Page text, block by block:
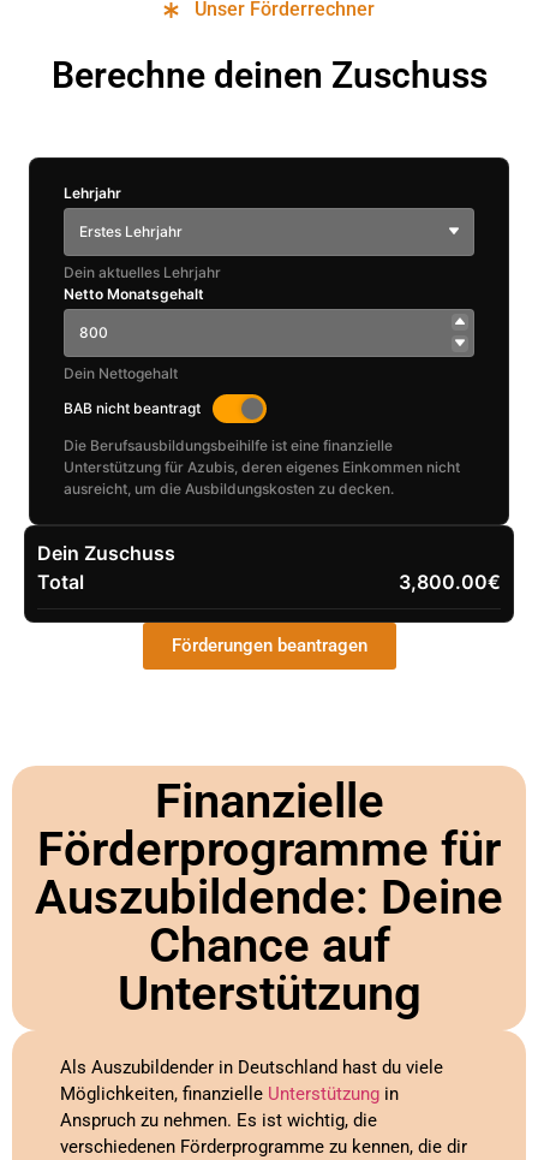
Unser Förderrechner
Berechne deinen Zuschuss
Lehrjahr
Erstes Lehrjahr
Dein aktuelles Lehrjahr
Netto Monatsgehalt
Dein Nettogehalt
BAB nicht beantragt
Die Berufsausbildungsbeihilfe ist eine finanzielle
Unterstützung für Azubis, deren eigenes Einkommen nicht
ausreicht, um die Ausbildungskosten zu decken.
Dein Zuschuss
Total
3,800.00€
Förderungen beantragen
Finanzielle
Förderprogramme für
Auszubildende: Deine
Chance auf
Unterstützung
Als Auszubildender in Deutschland hast du viele
Möglichkeiten, finanzielle Unterstützung in
Anspruch zu nehmen. Es ist wichtig, die
verschiedenen Förderprogramme zu kennen, die dir